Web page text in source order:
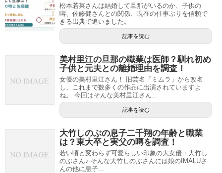
松本若菜さんは結婚して旦那がいるのか、子供の
噂、佐藤健さんとの関係、現在の仕事ぶりを信頼で
きる出典で追いました。
記事を読む
美村里江の旦那の職業は医師？馴れ初め
子供と元夫との離婚理由を調査！
女優の美村里江さん！ 旧芸名「ミムラ」から改名
し、これまで数多くの作品に出演されていますよ
ね。 今回はそんな美村里江さん...
記事を読む
大竹しのぶの息子二千翔の年齢と職業
は？東大卒と実父の噂を調査！
若い頃と変わらず可愛らしい印象の大女優・大竹し
のぶさん♪ そんな大竹しのぶさんには娘のIMALUさ
んの他に息子...